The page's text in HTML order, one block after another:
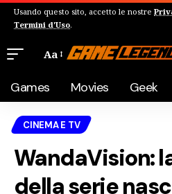
Usando questo sito, accetto le nostre
Termini d'Uso.
Aa
Games Movies Geek
CINEMA E TV
WandaVision:
della serie